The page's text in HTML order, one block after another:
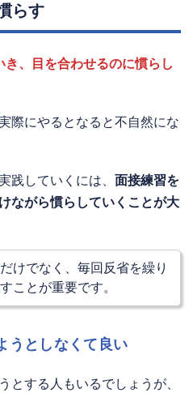
らす
き、目を合わせるのに慣らし
際にやるとなると不自然にな
践していくには、 面接練習を
ながら慣らしていくことが大
けでなく、毎回反省を繰り
ことが重要です。
うとしなくて良い
とする人もいるでしょうが、